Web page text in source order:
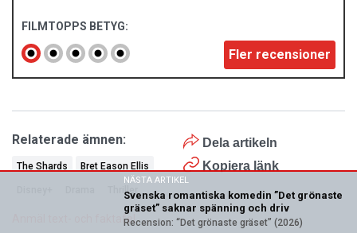
FILMTOPPS BETYG:
Fler recensioner
Dela artikeln
Kopiera länk
Relaterade ämnen:
The Shards Bret Eason Ellis
Thriller
Anmäl text- och faktafel
NÄSTA ARTIKEL
Svenska romantiska komedin ”Det grönaste
gräset” saknar spänning och driv
Recension: “Det grönaste gräset” (2026)